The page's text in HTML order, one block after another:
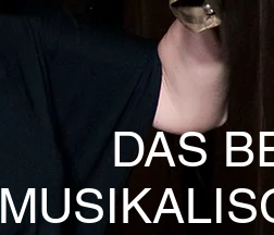
DAS